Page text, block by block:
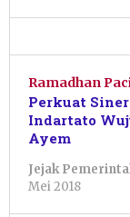
Ramadhan
Perkuat
Indartato
Ayem
Jejak
Mei 2018